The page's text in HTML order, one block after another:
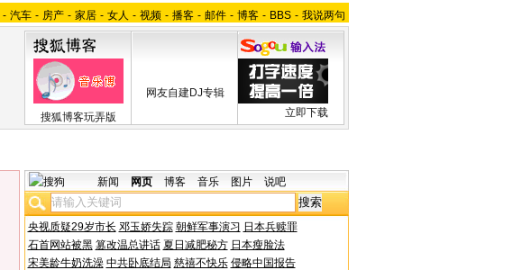
- 汽车 - 房产 - 家居 - 女人 - 视频 - 播客 - 邮件 - 博客 - BBS - 我说两句
搜狐博客玩弄版
网友自建DJ专辑
立即下载
新闻 网页 博客 音乐 图片 说吧
央视质疑29岁市长 邓玉娇失踪 朝鲜军事演习 日本兵赎罪
石首网站被黑 篡改温总讲话 夏日减肥秘方 日本瘦脸法
宋美龄牛奶洗澡 中共卧底结局 慈禧不快乐 侵略中国报告